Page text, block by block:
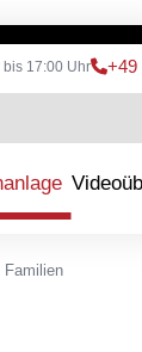
17:00 Uhr +49
Familien